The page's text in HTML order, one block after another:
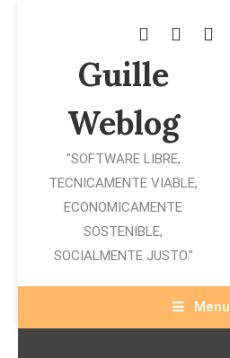
Guille
Weblog
"SOFTWARE LIBRE,
TECNICAMENTE VIABLE,
ECONOMICAMENTE
SOSTENIBLE,
SOCIALMENTE JUSTO."
Menu